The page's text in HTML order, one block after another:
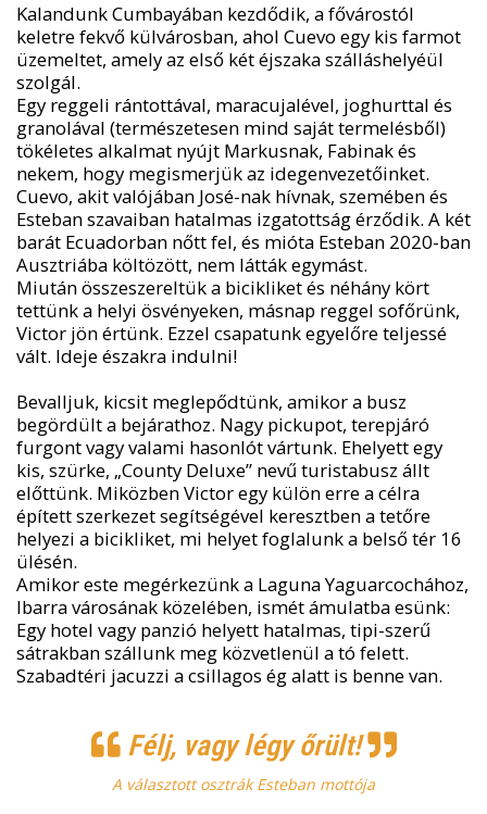
Kalandunk Cumbayában kezdődik, a fővárostól
keletre fekvő külvárosban, ahol Cuevo egy kis farmot
üzemeltet, amely az első két éjszaka szálláshelyéül
szolgál.
Egy reggeli rántottával, maracujalével, joghurttal és
granolával (természetesen mind saját termelésből)
tökéletes alkalmat nyújt Markusnak, Fabinak és
nekem, hogy megismerjük az idegenvezetőinket.
Cuevo, akit valójában José-nak hívnak, szemében és
Esteban szavaiban hatalmas izgatottság érződik. A két
barát Ecuadorban nőtt fel, és mióta Esteban 2020-ban
Ausztriába költözött, nem látták egymást.
Miután összeszereltük a bicikliket és néhány kört
tettünk a helyi ösvényeken, másnap reggel sofőrünk,
Victor jön értünk. Ezzel csapatunk egyelőre teljessé
vált. Ideje északra indulni!
Bevalljuk, kicsit meglepődtünk, amikor a busz
begördült a bejárathoz. Nagy pickupot, terepjáró
furgont vagy valami hasonlót vártunk. Ehelyett egy
kis, szürke, „County Deluxe” nevű turistabusz állt
előttünk. Miközben Victor egy külön erre a célra
épített szerkezet segítségével keresztben a tetőre
helyezi a bicikliket, mi helyet foglalunk a belső tér 16
ülésén.
Amikor este megérkezünk a Laguna Yaguarcochához,
Ibarra városának közelében, ismét ámulatba esünk:
Egy hotel vagy panzió helyett hatalmas, tipi-szerű
sátrakban szállunk meg közvetlenül a tó felett.
Szabadtéri jacuzzi a csillagos ég alatt is benne van.
Félj, vagy légy őrült!
A választott osztrák Esteban mottója